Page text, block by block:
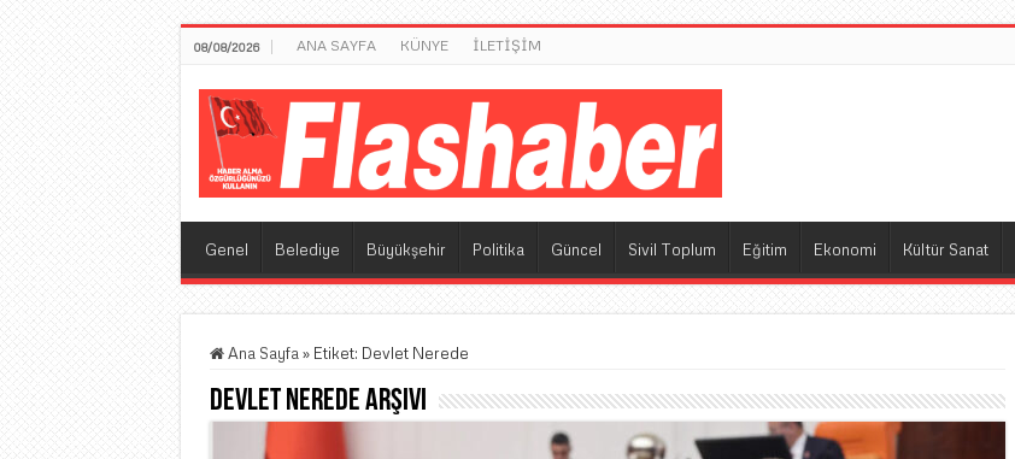
08/08/2026 ANA SAYFA KÜNYE İLETİŞİM
Genel Belediye Büyükşehir Politika Güncel Sivil Toplum Eğitim Ekonomi Kültür Sanat
Ana Sayfa » Etiket: Devlet Nerede
Devlet NeredeArşivi